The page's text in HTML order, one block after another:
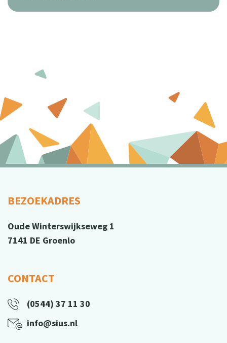
BEZOEKADRES
Oude Winterswijkseweg 1
7141 DE Groenlo
CONTACT
(0544) 37 11 30
info@sius.nl